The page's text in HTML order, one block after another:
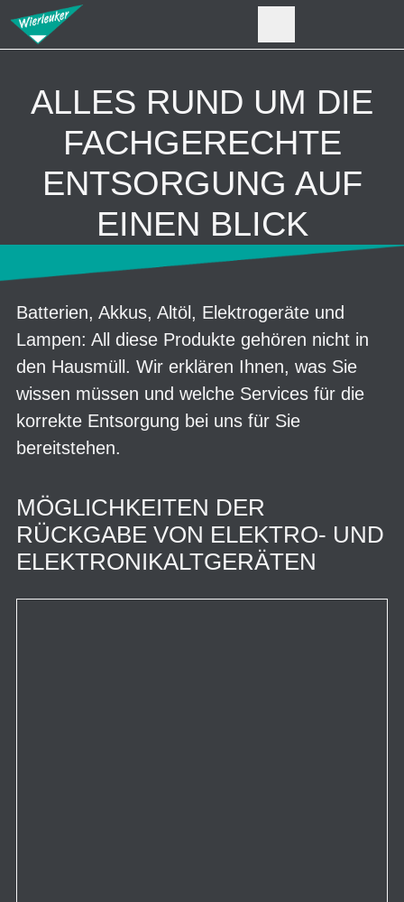
ALLES RUND UM DIE
FACHGERECHTE
ENTSORGUNG AUF
EINEN BLICK
Batterien, Akkus, Altöl, Elektrogeräte und
Lampen: All diese Produkte gehören nicht in
den Hausmüll. Wir erklären Ihnen, was Sie
wissen müssen und welche Services für die
korrekte Entsorgung bei uns für Sie
bereitstehen.
MÖGLICHKEITEN DER
RÜCKGABE VON ELEKTRO- UND
ELEKTRONIKALTGERÄTEN